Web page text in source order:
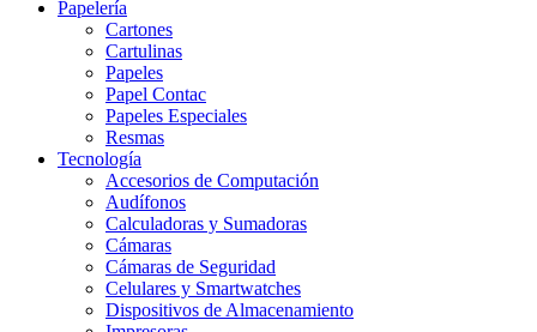
Papelería
Cartones
Cartulinas
Papeles
Papel Contac
Papeles Especiales
Resmas
Tecnología
Accesorios de Computación
Audífonos
Calculadoras y Sumadoras
Cámaras
Cámaras de Seguridad
Celulares y Smartwatches
Dispositivos de Almacenamiento